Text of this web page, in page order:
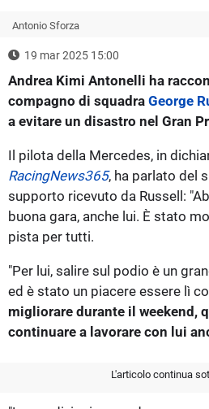
Antonio Sforza
19 mar 2025 15:00
Andrea Kimi Antonelli ha
compagno di squadra George
a evitare un disastro nel Gran
Il pilota della Mercedes, in
RacingNews365, ha parlato del
supporto ricevuto da Russell:
buona gara, anche lui. È stato
pista per tutti.
"Per lui, salire sul podio è un
ed è stato un piacere essere lì
migliorare durante il weekend,
continuare a lavorare con lui
L'articolo continua